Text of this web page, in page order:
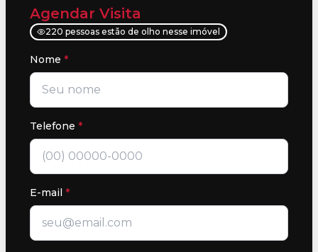
Agendar Visita
220 pessoas estão de olho nesse imóvel
Nome *
Telefone *
E-mail *